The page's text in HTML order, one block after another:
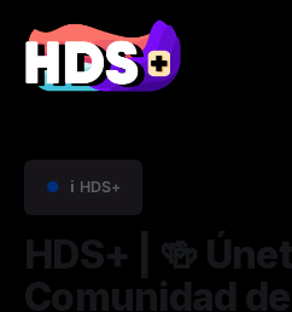
● ℹ️ HDS+
HDS+ | 🍻
Comunidad